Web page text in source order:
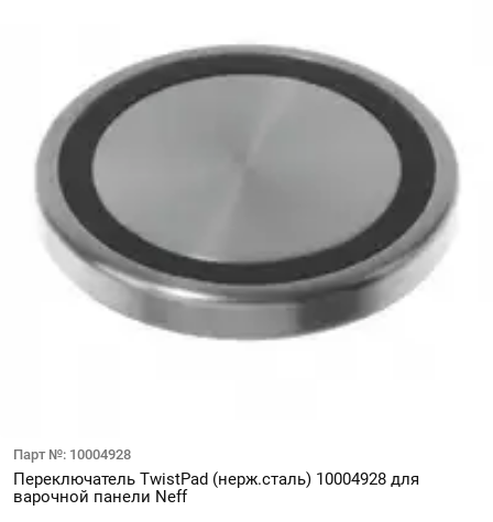
Парт №: 10004928
Переключатель TwistPad (нерж.сталь) 10004928 для
варочной панели Neff